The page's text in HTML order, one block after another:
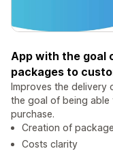
App with the goal
packages to
Improves the
the goal of being able
purchase.
Creation of
Costs clarity